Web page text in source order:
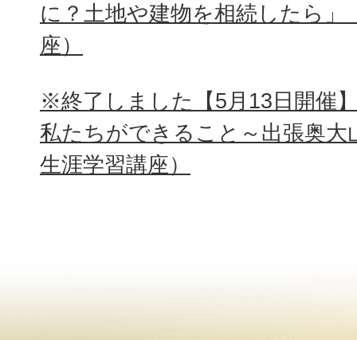
に？土地や建物を相続したら」
座）
※終了しました【5月13日開催
私たちができること～出張奥大
生涯学習講座）